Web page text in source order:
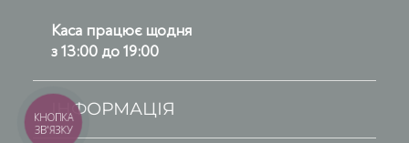
Каса працює щодня
з 13:00 до 19:00
ІНФОРМАЦІЯ
КНОПКА
ЗВ'ЯЗКУ